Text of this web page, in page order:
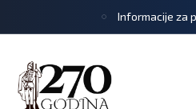
Informacije za